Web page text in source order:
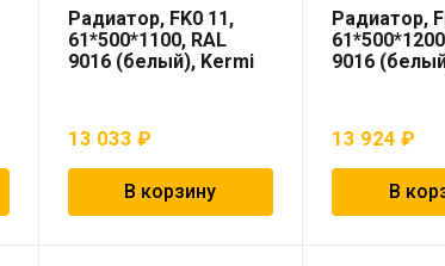
Радиатор, FK0 11,
61*500*1100, RAL
9016 (белый), Kermi
13 033 ₽
В корзину
Радиатор,
9016
13 924₽
В